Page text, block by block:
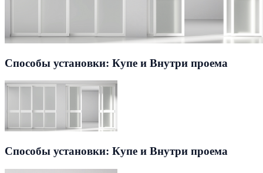
Способы установки: Купе и Внутри проема
Способы установки: Купе и Внутри проема